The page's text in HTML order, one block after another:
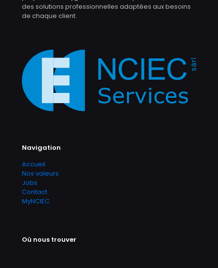
des solutions professionnelles adaptées aux besoins
de chaque client.
Navigation
Accueil
Nos valeurs
Jobs
Contact
MyNCIEC
Où nous trouver